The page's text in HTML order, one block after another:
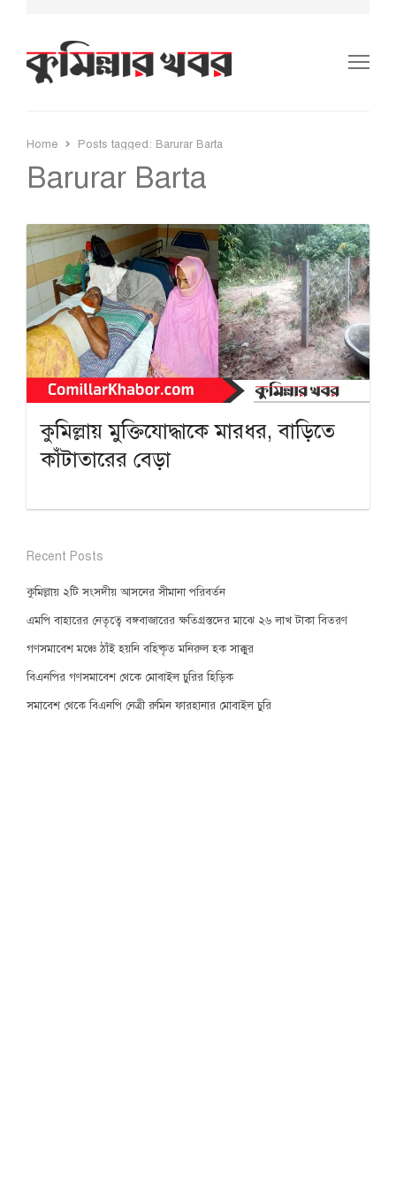
Home Posts tagged: Barurar Barta
Barurar Barta
কুমিল্লায় মুক্তিযোদ্ধাকে মারধর, বাড়িতে
কাঁটাতারের বেড়া
Recent Posts
কুমিল্লায় ২টি সংসদীয় আসনের সীমানা পরিবর্তন
এমপি বাহারের নেতৃত্বে বঙ্গবাজারের ক্ষতিগ্রস্তদের মাঝে ২৬ লাখ টাকা বিতরণ
গণসমাবেশ মঞ্চে ঠাঁই হয়নি বহিষ্কৃত মনিরুল হক সাক্কুর
বিএনপির গণসমাবেশ থেকে মোবাইল চুরির হিড়িক
সমাবেশ থেকে বিএনপি নেত্রী রুমিন ফারহানার মোবাইল চুরি